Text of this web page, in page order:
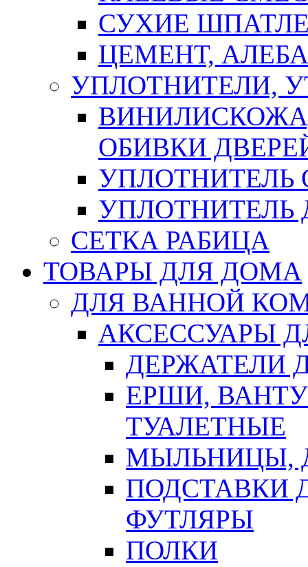
СУХИЕ
ЦЕМЕНТ,
УПЛОТНИТЕЛИ,
ОБИВКИ
УПЛОТНИТЕЛЬ
СЕТКА РАБИЦА
ТОВАРЫ ДЛЯ ДОМА
ДЛЯ ВАННОЙ
АКСЕССУАРЫ
ДЕРЖАТЕЛИ
ЕРШИ,
ТУАЛЕТНЫЕ
МЫЛЬНИЦЫ,
ПОДСТАВКИ
ФУТЛЯРЫ
ПОЛКИ